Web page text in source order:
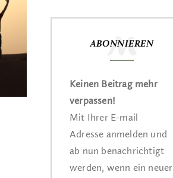
ABONNIEREN
Keinen Beitrag mehr
verpassen!
Mit Ihrer E-mail
Adresse anmelden und
ab nun benachrichtigt
werden, wenn ein neuer